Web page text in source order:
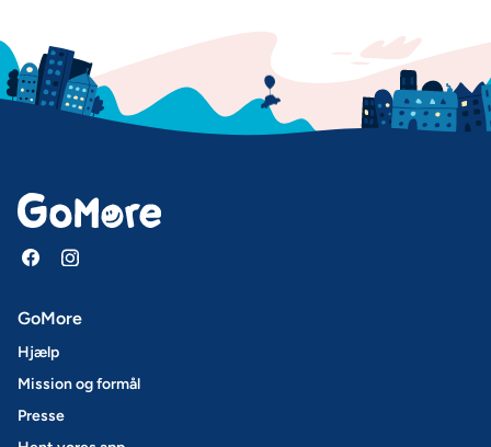
GoMore
Hjælp
Mission og formål
Presse